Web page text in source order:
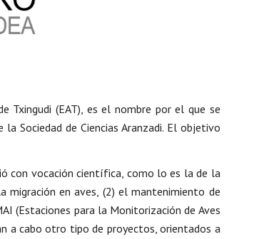
Txingudi (EAT), es el nombre por el que se
Sociedad de Ciencias Aranzadi. El objetivo
con vocación científica, como lo es la de la
migración en aves, (2) el mantenimiento de
(Estaciones para la Monitorización de Aves
a cabo otro tipo de proyectos, orientados a